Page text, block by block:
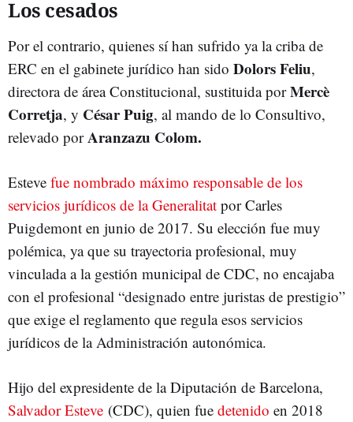
Los cesados
Por el contrario, quienes sí han sufrido ya la criba de
ERC en el gabinete jurídico han sido Dolors Feliu,
directora de área Constitucional, sustituida porMercè
Corretja, y César Puig, al mando de lo Consultivo,
relevado porAranzazu Colom.
Esteve fue nombrado máximo responsable de los
servicios jurídicos de la Generalitat por Carles
Puigdemont en junio de 2017. Su elección fue muy
polémica, ya que su trayectoria profesional, muy
vinculada a la gestión municipal de CDC, no encajaba
con el profesional “designado entre juristas de prestigio”
que exige el reglamento que regula esos servicios
jurídicos de la Administración autonómica.
Hijo del expresidente de la Diputación de Barcelona,
Salvador Esteve (CDC), quien fue detenido en 2018